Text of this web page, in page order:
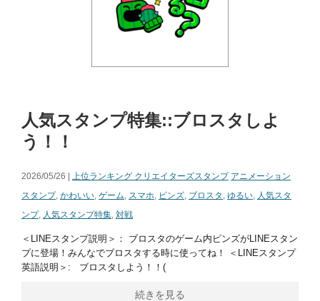
人気スタンプ特集::ブロスタしよ
う！！
2026/05/26 | 上位ランキング クリエイターズスタンプ アニメーション
スタンプ, かわいい, ゲーム, スマホ, ピンズ, ブロスタ , ゆるい, 人気スタ
ンプ, 人気スタンプ特集, 対戦
＜LINEスタンプ説明＞： ブロスタのゲーム内ピンズがLINEスタン
プに登場！みんなでブロスタする時に使ってね！ ＜LINEスタンプ
英語説明＞: ブロスタしよう！！(
続きを見る